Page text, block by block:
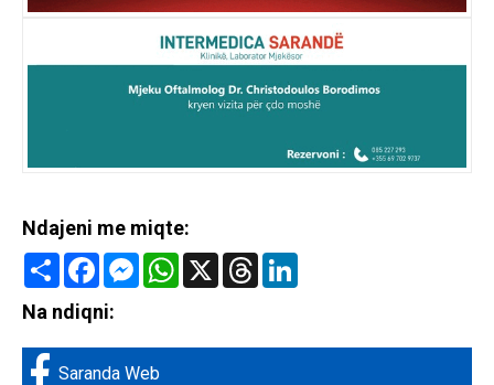
Ndajeni me miqte:
Share FacebookMessenger
WhatsApp
X Threads
Na ndiqni:
Saranda Web